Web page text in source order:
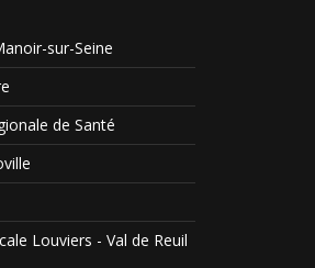
sur-Seine
de Santé
Louviers - Val de Reuil